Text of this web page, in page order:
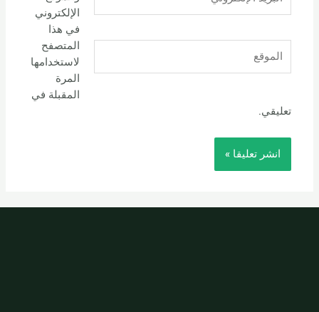
الإلكتروني*
الإلكتروني
في هذا
المتصفح
لاستخدامها
المرة
المقبلة في
تعليقي.